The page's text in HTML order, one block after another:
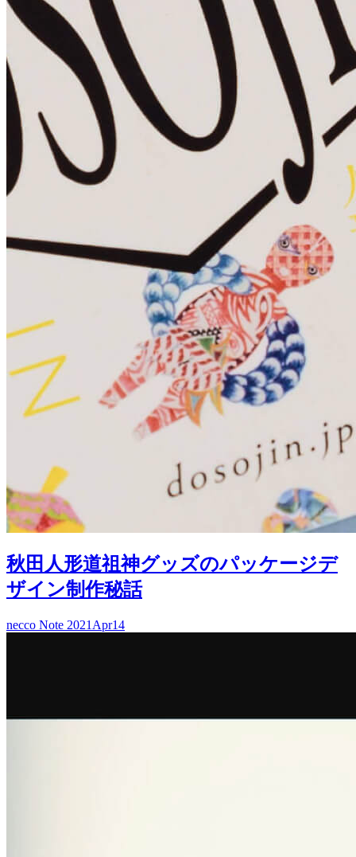
秋田人形道祖神グッズのパッケージデ
ザイン制作秘話
necco Note 2021 Apr14